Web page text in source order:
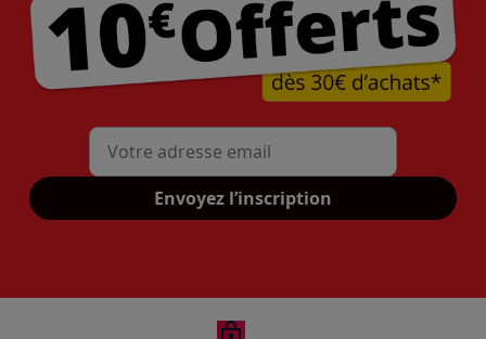
Mon adresse mail
Envoyez l’inscription